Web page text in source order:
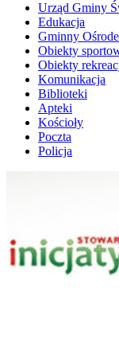
Urząd Gminy
Edukacja
Gminny
Obiekty
Obiekty
Komunikacja
Biblioteki
Apteki
Kościoły
Poczta
Policja